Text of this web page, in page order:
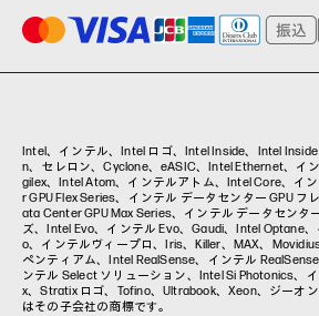
プリンター
タグ一覧
Intel、インテル、Intel ロゴ、Intel Inside、Intel
n、セレロン、Cyclone、eASIC、Intel Ethernet、イ
gilex、Intel Atom、インテルアトム、Intel Core、イ
r GPU Flex Series、インテル データセンター GPU フ
ata Center GPU Max Series、インテル データセンタ
ズ、Intel Evo、インテル Evo、Gaudi、Intel Optane
o、インテルヴィープロ、Iris、Killer、MAX、
ペンティアム、Intel RealSense、インテル
ンテル Select ソリューション、Intel Si Photonics、
x、Stratix ロゴ、Tofino、Ultrabook、Xeon、ジーオ
はその子会社の商標です。